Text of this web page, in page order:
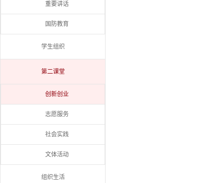
重要讲话
国防教育
学生组织
第二课堂
创新创业
志愿服务
社会实践
文体活动
组织生活